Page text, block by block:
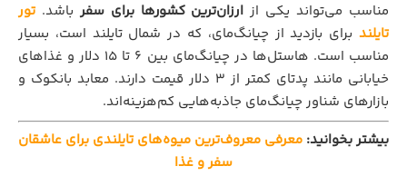
مناسب می‌تواند یکی از ارزان‌ترین کشورها برای سفر باشد.تور
تایلند برای بازدید از چیانگ‌مای، که در شمال تایلند است، بسیار
مناسب است. هاستل‌ها در چیانگ‌مای بین 6 تا 15 دلار و غذاهای
خیابانی مانند پدتای کمتر از 3 دلار قیمت دارند. معابد بانکوک و
بازارهای شناور چیانگ‌مای جاذبه‌هایی کم‌هزینه‌اند.
بیشتر بخوانید: معرفی معروف‌ترین میوه‌های تایلندی برای عاشقان
سفر و غذا